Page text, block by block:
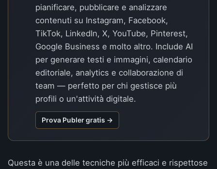
pianificare, pubblicare e analizzare
contenuti su Instagram, Facebook,
TikTok, LinkedIn, X, YouTube, Pinterest,
Google Business e molto altro. Include AI
per generare testi e immagini, calendario
editoriale, analytics e collaborazione di
team — perfetto per chi gestisce più
profili o un'attività digitale.
Prova Publer gratis →
Questa è una delle tecniche più efficaci e rispettose